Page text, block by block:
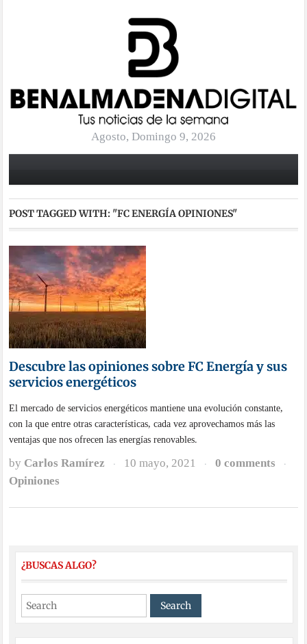
Agosto, Domingo 9, 2026
POST TAGGED WITH: "FC ENERGÍA OPINIONES"
Descubre las opiniones sobre FC Energía y sus
servicios energéticos
El mercado de servicios energéticos mantiene una evolución constante,
con la que entre otras características, cada vez aprovechamos más las
ventajas que nos ofrecen las energías renovables.
by Carlos Ramírez · 10 mayo, 2021 · 0 comments ·
Opiniones
¿BUSCAS ALGO?